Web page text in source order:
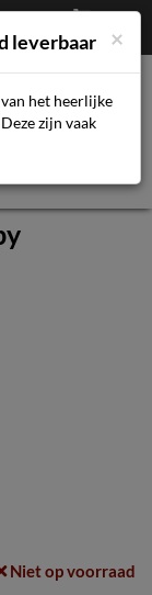
€0,00
Mijn account
Niet op voorraad
×
leverbaar
het heerlijke
zijn vaak